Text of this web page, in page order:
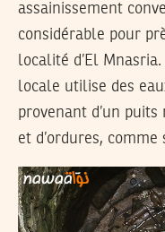
assainissement
considérable pour
localité d’El
locale utilise des
provenant d’un
et d’ordures,